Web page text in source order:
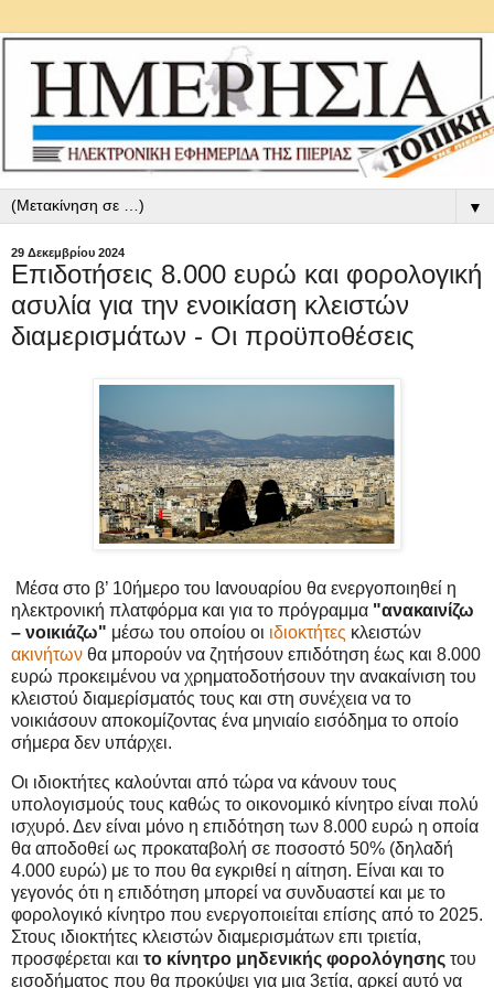
▼
29 Δεκεμβρίου 2024
Επιδοτήσεις 8.000 ευρώ και φορολογική
ασυλία για την ενοικίαση κλειστών
διαμερισμάτων - Οι προϋποθέσεις
Μέσα στο β’ 10ήμερο του Ιανουαρίου θα ενεργοποιηθεί η
ηλεκτρονική πλατφόρμα και για το πρόγραμμα "ανακαινίζω
– νοικιάζω" μέσω του οποίου οι ιδιοκτήτες κλειστών
ακινήτων θα μπορούν να ζητήσουν επιδότηση έως και 8.000
ευρώ προκειμένου να χρηματοδοτήσουν την ανακαίνιση του
κλειστού διαμερίσματός τους και στη συνέχεια να το
νοικιάσουν αποκομίζοντας ένα μηνιαίο εισόδημα το οποίο
σήμερα δεν υπάρχει.
Οι ιδιοκτήτες καλούνται από τώρα να κάνουν τους
υπολογισμούς τους καθώς το οικονομικό κίνητρο είναι πολύ
ισχυρό. Δεν είναι μόνο η επιδότηση των 8.000 ευρώ η οποία
θα αποδοθεί ως προκαταβολή σε ποσοστό 50% (δηλαδή
4.000 ευρώ) με το που θα εγκριθεί η αίτηση. Είναι και το
γεγονός ότι η επιδότηση μπορεί να συνδυαστεί και με το
φορολογικό κίνητρο που ενεργοποιείται επίσης από το 2025.
Στους ιδιοκτήτες κλειστών διαμερισμάτων επι τριετία,
προσφέρεται και το κίνητρο μηδενικής φορολόγησης του
εισοδήματος που θα προκύψει για μια 3ετία, αρκεί αυτό να